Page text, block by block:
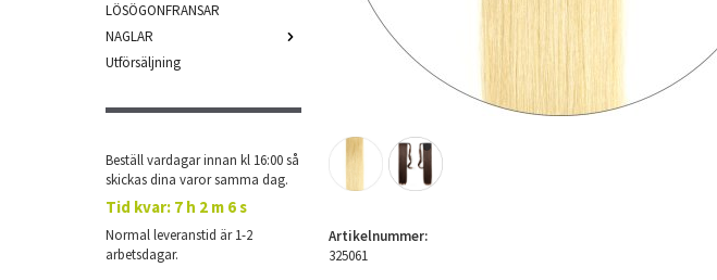
LÖSÖGONFRANSAR
NAGLAR
Utförsäljning
Beställ vardagar innan kl 16:00 så
skickas dina varor samma dag.
Tid kvar: 7 h 2 m 5 s
Normal leveranstid är 1-2
arbetsdagar.
Artikelnummer:
325061